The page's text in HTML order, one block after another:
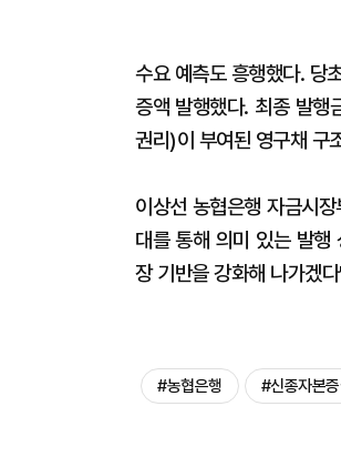
수요 예측도 흥행했다.
증액 발행했다. 최종 발
권리)이 부여된 영구채 구
이상선 농협은행 자금시
대를 통해 의미 있는 발행
장 기반을 강화해 나가겠
#농협은행 #신종자본